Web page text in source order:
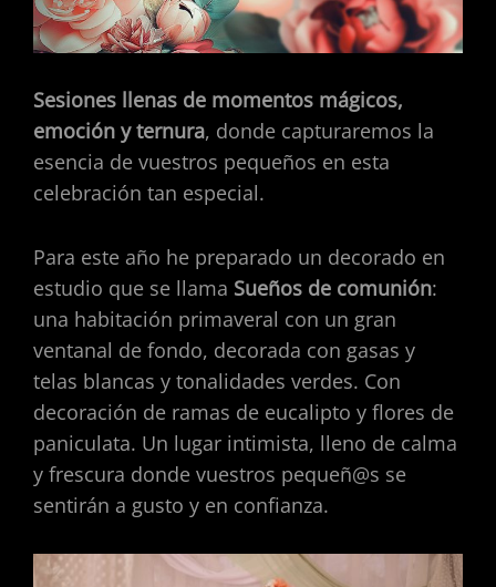
Sesiones llenas de momentos mágicos,
emoción y ternura, donde capturaremos la
esencia de vuestros pequeños en esta
celebración tan especial.
Para este año he preparado un decorado en
estudio que se llama Sueños de comunión:
una habitación primaveral con un gran
ventanal de fondo, decorada con gasas y
telas blancas y tonalidades verdes. Con
decoración de ramas de eucalipto y flores de
paniculata. Un lugar intimista, lleno de calma
y frescura donde vuestros pequeñ@s se
sentirán a gusto y en confianza.